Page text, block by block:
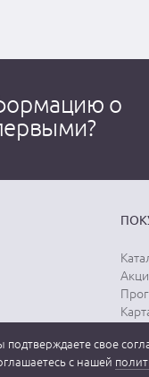
о
свое
с нашей